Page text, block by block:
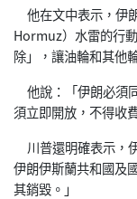
他在文中表示，伊
Hormuz）水雷的行
除」，讓油輪和其他
他說：「伊朗必須
須立即開放，不得收
川普還明確表示，
伊朗伊斯蘭共和國及
其銷毀。」